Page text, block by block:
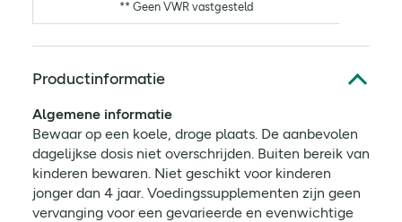
** Geen VWR vastgesteld
Productinformatie
Algemene informatie
Bewaar op een koele, droge plaats. De aanbevolen
dagelijkse dosis niet overschrijden. Buiten bereik van
kinderen bewaren. Niet geschikt voor kinderen
jonger dan 4 jaar. Voedingssupplementen zijn geen
vervanging voor een gevarieerde en evenwichtige